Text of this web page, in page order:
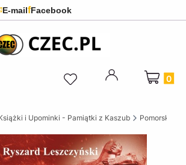
E-mailfFacebook
wyszukiwarkę
Produkty
i Upominki - Pamiątki z Kaszub Pomorskie